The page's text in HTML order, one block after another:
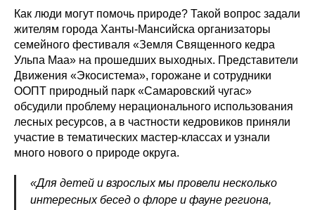
Как люди могут помочь природе? Такой вопрос задали
жителям города Ханты-Мансийска организаторы
семейного фестиваля «Земля Священного кедра
Ульпа Маа» на прошедших выходных. Представители
Движения «Экосистема», горожане и сотрудники
ООПТ природный парк «Самаровский чугас»
обсудили проблему нерационального использования
лесных ресурсов, а в частности кедровиков приняли
участие в тематических мастер-классах и узнали
много нового о природе округа.
«Для детей и взрослых мы провели несколько
интересных бесед о флоре и фауне региона,